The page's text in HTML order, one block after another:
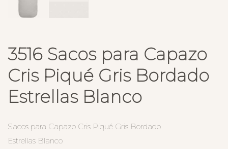
3516 Sacos para Capazo
Cris Piqué Gris Bordado
Estrellas Blanco
Sacos para Capazo Cris Piqué Gris Bordado
Estrellas Blanco